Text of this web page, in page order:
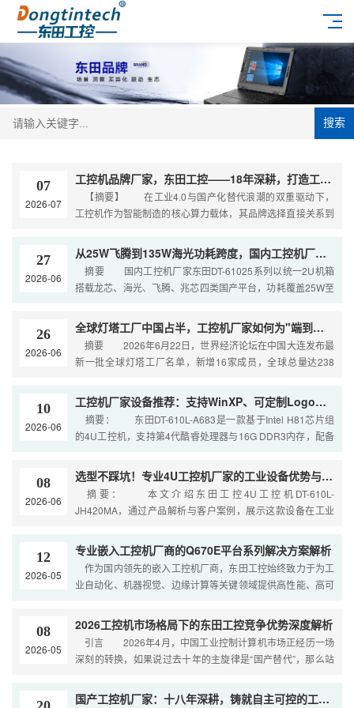
搜索
07
2026-07
工控机品牌厂家，东田工控——18年深耕，打造工业计算领域的国货标杆
【摘要】 在工业4.0与国产化替代浪潮的双重驱动下，
工控机作为智能制造的核心算力载体，其品牌选择直接关系到
27
2026-06
从25W飞腾到135W海光功耗跨度，国内工控机厂家的平台适配逻辑
摘要 国内工控机厂家东田DT-61025系列以统一2U机箱
搭载龙芯、海光、飞腾、兆芯四类国产平台，功耗覆盖25W至
26
2026-06
全球灯塔工厂中国占半，工控机厂家如何为"端到端智能化"打底？
摘要 2026年6月22日，世界经济论坛在中国大连发布最
新一批全球灯塔工厂名单，新增16家成员，全球总量达238
10
2026-06
工控机厂家设备推荐：支持WinXP、可定制Logo，经典4U平台再进化
摘要： 东田DT-610L-A683是一款基于Intel H81芯片组
的4U工控机，支持第4代酷睿处理器与16G DDR3内存，配备
08
2026-06
选型不踩坑！专业4U工控机厂家的工业设备优势与案例
摘要： 本文介绍东田工控4U工控机DT-610L-
JH420MA，通过产品解析与客户案例，展示这款设备在工业
12
2026-05
专业嵌入工控机厂商的Q670E平台系列解决方案解析
作为国内领先的嵌入工控机厂商，东田工控始终致力于为工
业自动化、机器视觉、边缘计算等关键领域提供高性能、高可
08
2026-05
2026工控机市场格局下的东田工控竞争优势深度解析
引言 2026年4月，中国工业控制计算机市场正经历一场
深刻的转换，如果说过去十年的主旋律是“国产替代”，那么站
国产工控机厂家：十八年深耕，铸就自主可控的工业基石